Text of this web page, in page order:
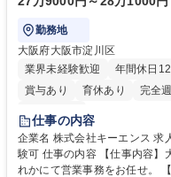
勤務地
大阪府大阪市淀川区
業界未経験歓迎
年間休日
賞与あり
育休あり 完全
土日祝休み
仕事の内容
企業名 株式会社キーエンス 求人名 【大阪・京都・滋賀】営業事務 ※未経
験可 仕事の内容 【仕事内容】大阪営業所、京都営業所、滋賀営業所いず
れかにて営業事務をお任せ。